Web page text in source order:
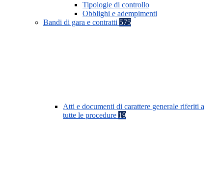
Tipologie di controllo
Obblighi e adempimenti
Bandi di gara e contratti 575
Atti e documenti di carattere generale riferiti a
tutte le procedure 19